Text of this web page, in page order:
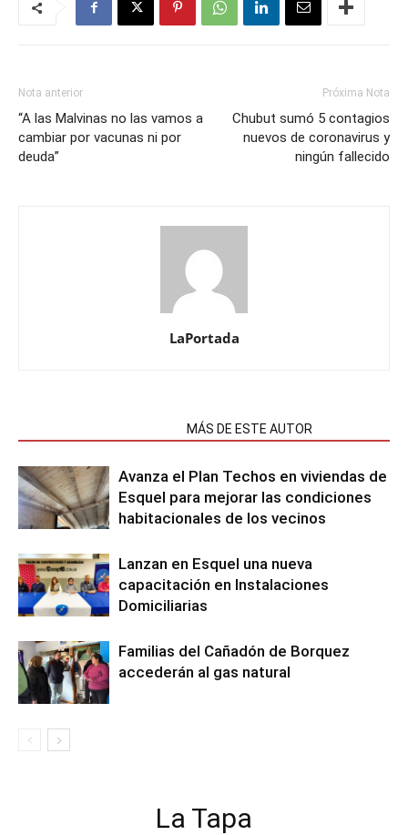
Nota anterior
“A las Malvinas no las vamos a
cambiar por vacunas ni por
deuda”
Próxima Nota
Chubut sumó 5 contagios
nuevos de coronavirus y
ningún fallecido
LaPortada
MÁS DE ESTE AUTOR
Avanza el Plan Techos en viviendas de
Esquel para mejorar las condiciones
habitacionales de los vecinos
Lanzan en Esquel una nueva
capacitación en Instalaciones
Domiciliarias
Familias del Cañadón de Borquez
accederán al gas natural
La Tapa